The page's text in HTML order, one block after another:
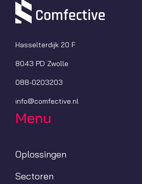
Hasselterdijk 20 F
8043 PD Zwolle
088-0203203
info@comfective.nl
Menu
Oplossingen
Sectoren